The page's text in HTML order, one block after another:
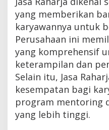
yang memberikan
karyawannya untuk
Perusahaan ini
yang komprehensif
keterampilan dan
Selain itu, Jasa
kesempatan bagi
program mentoring
yang lebih tinggi.